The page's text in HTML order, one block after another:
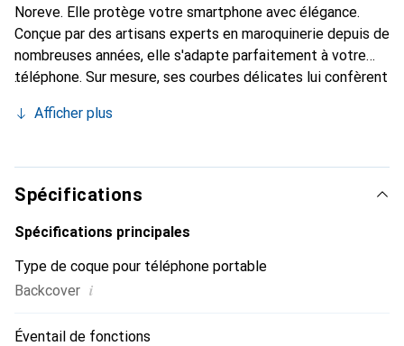
Noreve. Elle protège votre smartphone avec élégance.
Conçue par des artisans experts en maroquinerie depuis de
nombreuses années, elle s'adapte parfaitement à votre
téléphone. Sur mesure, ses courbes délicates lui confèrent
chic et essentiel de votre smartphone. Reconnaissable à
marque Noreve est un choix sûr pour une clientèle
exigeante.
Afficher plus
Spécifications
Spécifications principales
Type de coque pour téléphone portable
Backcover i
Éventail de fonctions